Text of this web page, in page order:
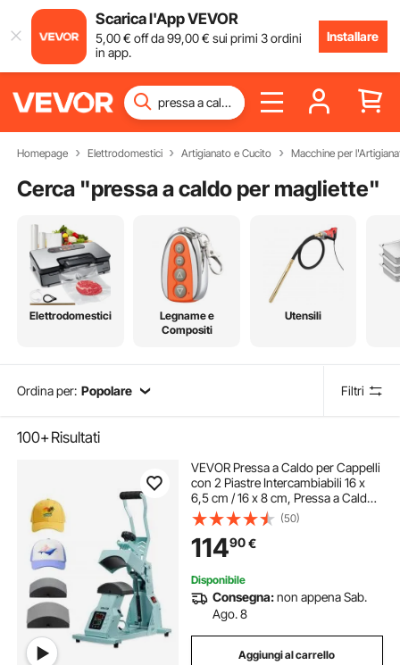
Scarica l'App VEVOR
5,00€ off da99,00€ sui primi 3 ordini
in app.
Installare
Homepage Elettrodomestici Artigianato e Cucito Macchine per
Cerca "pressa a caldo per magliette"
Elettrodomestici
Legname e
Compositi
Utensili
Ordina per: Popolare Filtri
100+Risultati
VEVOR Pressa a Caldo per Cappelli
con 2 Piastre Intercambiabili 16 x
6,5 cm / 16 x 8 cm, Pressa a Caldo
per Cappelli con Controllo della
Temperatura e del Tempo,
Macchina Fai da te
(50)
11490€
Disponibile
Consegna:non appena Sab.
Ago. 8
Aggiungi al carrello